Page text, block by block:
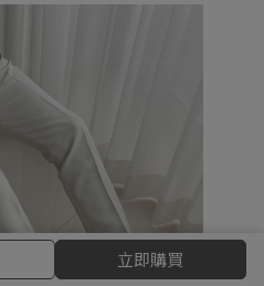
加入購物車
立即購買